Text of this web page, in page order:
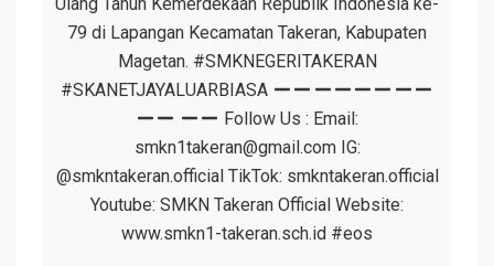
79 di Lapangan Kecamatan Takeran, Kabupaten
Magetan. #SMKNEGERITAKERAN
#SKANETJAYALUARBIASA
Follow Us : Email:
smkn1takeran@gmail.com IG:
@smkntakeran.official TikTok: smkntakeran.official
Youtube: SMKN Takeran Official Website:
www.smkn1-takeran.sch.id #eos